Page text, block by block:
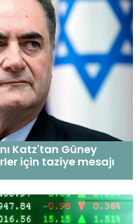
Katz'tan Güney
için taziye mesajı